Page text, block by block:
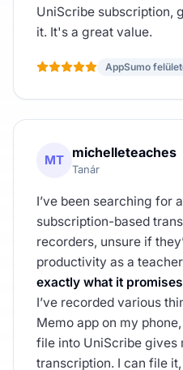
UniScribe subscription,
it. It's a great value.
AppSumo
MT michelleteaches
Tanár
I’ve been searching for
subscription-based
recorders, unsure if
productivity as a
exactly what it
I’ve recorded various
Memo app on my
file into UniScribe gives
transcription. I can file